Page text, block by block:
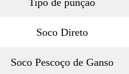
Tipo de punção
Soco Direto
Soco Pescoço de Ganso